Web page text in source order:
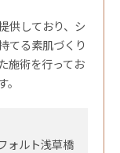
供しており、シ
てる素肌づくり
施術を行ってお
ォルト浅草橋